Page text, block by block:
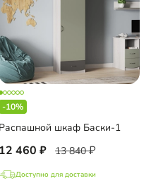
-10%
Распашной шкаф Баски-1
12 460 13 840
Доступно для доставки